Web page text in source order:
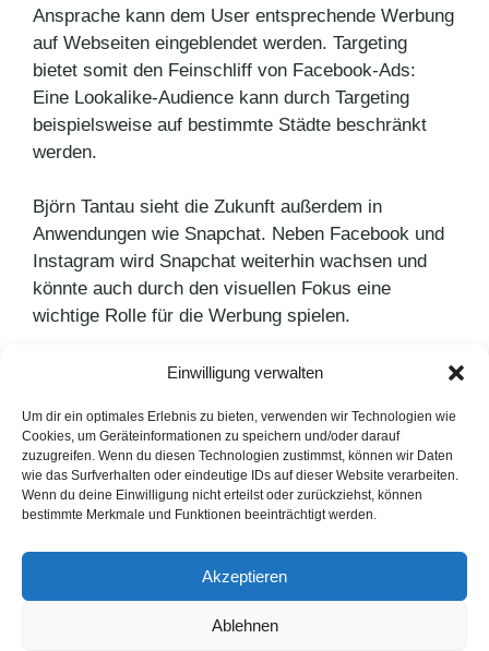
Einwilligung verwalten
Um dir ein optimales Erlebnis zu bieten, verwenden wir Technologien wie
Cookies, um Geräteinformationen zu speichern und/oder darauf
zuzugreifen. Wenn du diesen Technologien zustimmst, können wir Daten
wie das Surfverhalten oder eindeutige IDs auf dieser Website verarbeiten.
Wenn du deine Einwilligung nicht erteilst oder zurückziehst, können
bestimmte Merkmale und Funktionen beeinträchtigt werden.
Akzeptieren
Ablehnen
Ansprache kann dem User entsprechende Werbung
auf Webseiten eingeblendet werden. Targeting
bietet somit den Feinschliff von Facebook-Ads:
Eine Lookalike-Audience kann durch Targeting
beispielsweise auf bestimmte Städte beschränkt
werden.
Björn Tantau sieht die Zukunft außerdem in
Anwendungen wie Snapchat. Neben Facebook und
Instagram wird Snapchat weiterhin wachsen und
könnte auch durch den visuellen Fokus eine
wichtige Rolle für die Werbung spielen.
Schlagwörter
Facebook
Bestes Bratwurst-Rezept gesucht
Oster-Aktion – Teilnahmebedingungen